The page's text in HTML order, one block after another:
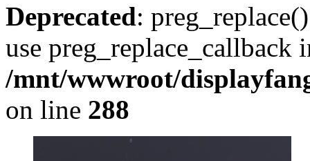
Deprecated:
use preg_replace_callback
/mnt/wwwroot/
on line 288